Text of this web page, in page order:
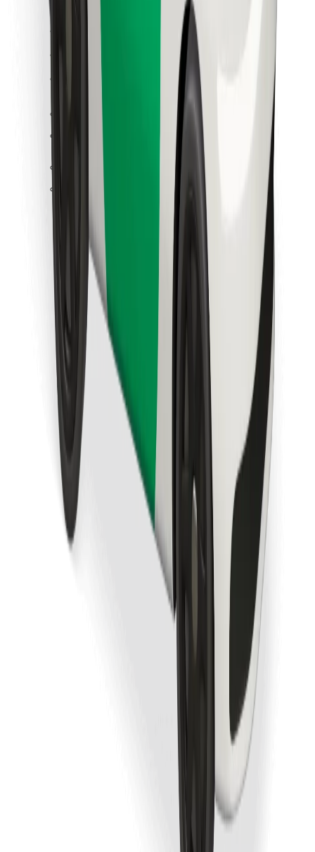
Fournisseurs
Conditions générales
Obtenez un trajet en quelques minutes !
Télécharger l'appli Bolt
Retrouvez tous vos plats favoris !
Télécharger l'appli Bolt Food